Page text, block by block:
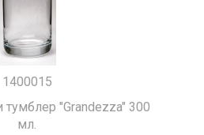
1400015
"Grandezza" 300
мл.